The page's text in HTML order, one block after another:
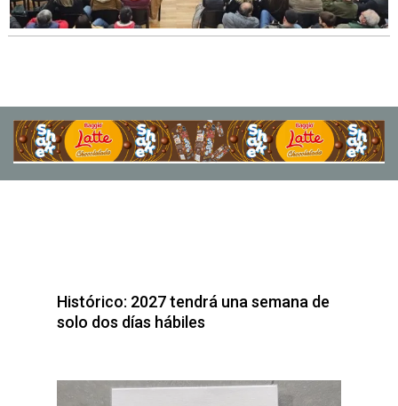
Histórico: 2027 tendrá una semana de
solo dos días hábiles